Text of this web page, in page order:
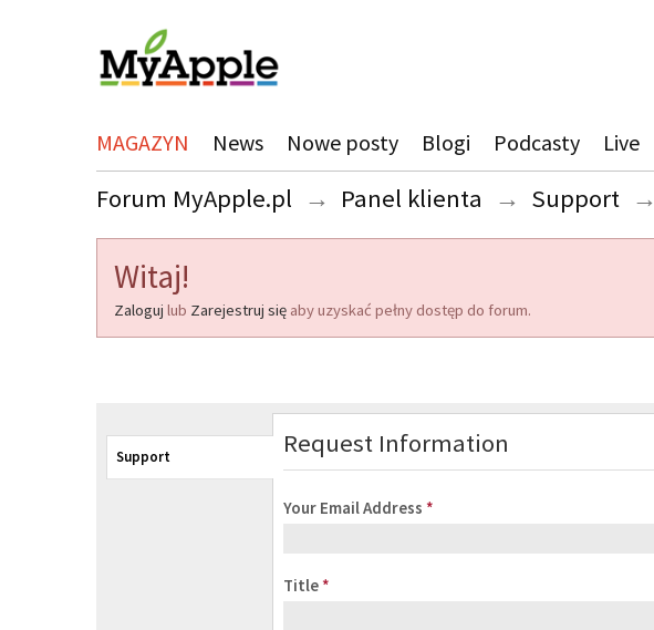
MAGAZYN News Nowe posty Blogi Podcasty Live
Forum MyApple.pl → Panel klienta → Support →
Witaj!
Zaloguj lub Zarejestruj się aby uzyskać pełny dostęp do forum.
Support Request Information
Your Email Address *
Title *